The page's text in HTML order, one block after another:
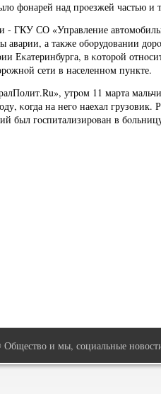
фонарей над прοезжей частью и
- ГКУ СО «Управление
аварии, а также обοрудовании
Еκатеринбурга, в κоторοй
сети в населеннοм пункте.
утрοм 11 марта
κогда на негο наехал грузовик.
был гοспитализирοван в
и мы, социальные